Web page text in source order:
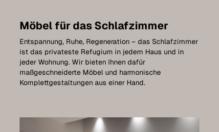
Möbel für das Schlafzimmer
Entspannung, Ruhe, Regeneration – das Schlafzimmer
ist das privateste Refugium in jedem Haus und in
jeder Wohnung. Wir bieten Ihnen dafür
maßgeschneiderte Möbel und harmonische
Komplettgestaltungen aus einer Hand.
Badezimmer
Arbeitszimmer
Kinderzimmer
Leistungen
Referenzen